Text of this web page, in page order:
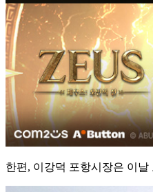
한편, 이강덕 포항시장은 이